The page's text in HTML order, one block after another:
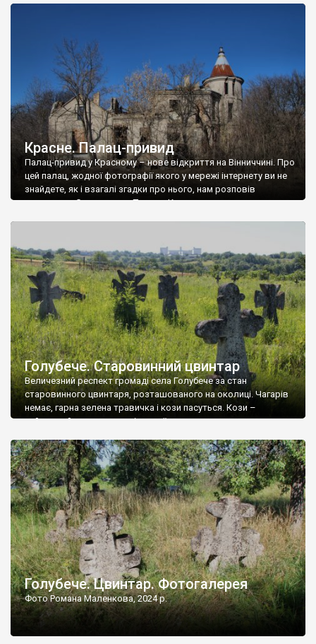
Красне. Палац-привид
Палац-привид у Красному – нове відкриття на Вінниччині. Про
цей палац, жодної фотографії якого у мережі інтернету ви не
знайдете, як і взагалі згадки про нього, нам розповів
мешканець Самгородка. Палац у Красному вразив не лише
Голубече. Старовинний цвинтар
Величезний респект громаді села Голубече за стан
старовинного цвинтаря, розташованого на околиці. Чагарів
немає, гарна зелена травичка і кози пасуться. Кози –
найкращий регулятор шкідливої, для старих кладовищ,
бруньками, кози ті бруньки обгризають, бо то улюблений
делікатес. На цвинтарі у Голубечому ціла колекція
різноманітних форм хрестів. Село відносно невелике, […]
Голубече. Цвинтар. Фотогалерея
Фото Романа Маленкова, 2024 р.